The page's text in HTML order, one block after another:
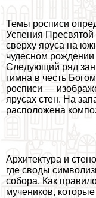
Темы росписи
Успения
сверху яруса на
чудесном
Следующий ряд
гимна в честь
росписи —
ярусах стен. На
расположена
Архитектура и
где своды
собора. Как
мучеников,